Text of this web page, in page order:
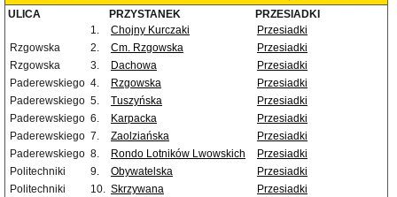
ULICA PRZYSTANEK
PRZESIADKI
1.
Chojny Kurczaki
Przesiadki
Rzgowska
2. Cm. Rzgowska
Przesiadki
Rzgowska
3. Dachowa
Przesiadki
Paderewskiego 4. Rzgowska
Przesiadki
Paderewskiego 5. Tuszyńska
Przesiadki
Paderewskiego 6. Karpacka
Przesiadki
Paderewskiego 7. Zaolziańska
Przesiadki
Paderewskiego 8. Rondo Lotników Lwowskich
Przesiadki
Politechniki
9. Obywatelska
Przesiadki
Politechniki
10. Skrzywana
Przesiadki